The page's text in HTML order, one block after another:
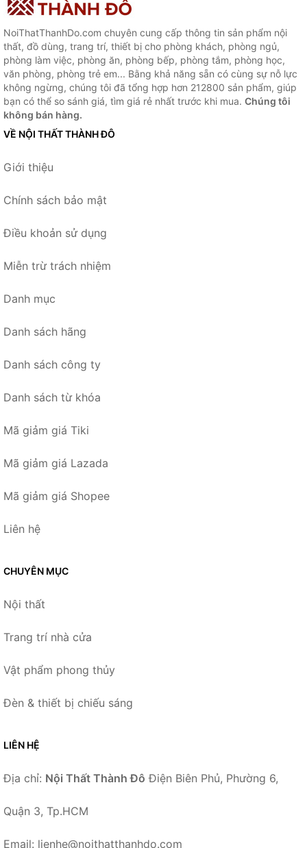
NoiThatThanhDo.com chuyên cung cấp thông tin sản phẩm nội
thất, đồ dùng, trang trí, thiết bị cho phòng khách, phòng ngủ,
phòng làm việc, phòng ăn, phòng bếp, phòng tắm, phòng học,
văn phòng, phòng trẻ em... Bằng khả năng sẵn có cùng sự nỗ lực
không ngừng, chúng tôi đã tổng hợp hơn 212800 sản phẩm, giúp
bạn có thể so sánh giá, tìm giá rẻ nhất trước khi mua. Chúng tôi
không bán hàng.
VỀ NỘI THẤT THÀNH ĐÔ
Giới thiệu
Chính sách bảo mật
Điều khoản sử dụng
Miễn trừ trách nhiệm
Danh mục
Danh sách hãng
Danh sách công ty
Danh sách từ khóa
Mã giảm giá Tiki
Mã giảm giá Lazada
Mã giảm giá Shopee
Liên hệ
CHUYÊN MỤC
Nội thất
Trang trí nhà cửa
Vật phẩm phong thủy
Đèn & thiết bị chiếu sáng
LIÊN HỆ
Địa chỉ: Nội Thất Thành Đô Điện Biên Phủ, Phường 6,
Quận 3, Tp.HCM
Email: lienhe@noithatthanhdo.com